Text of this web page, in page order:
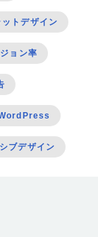
ットデザイン
ョン率
ブデザイン